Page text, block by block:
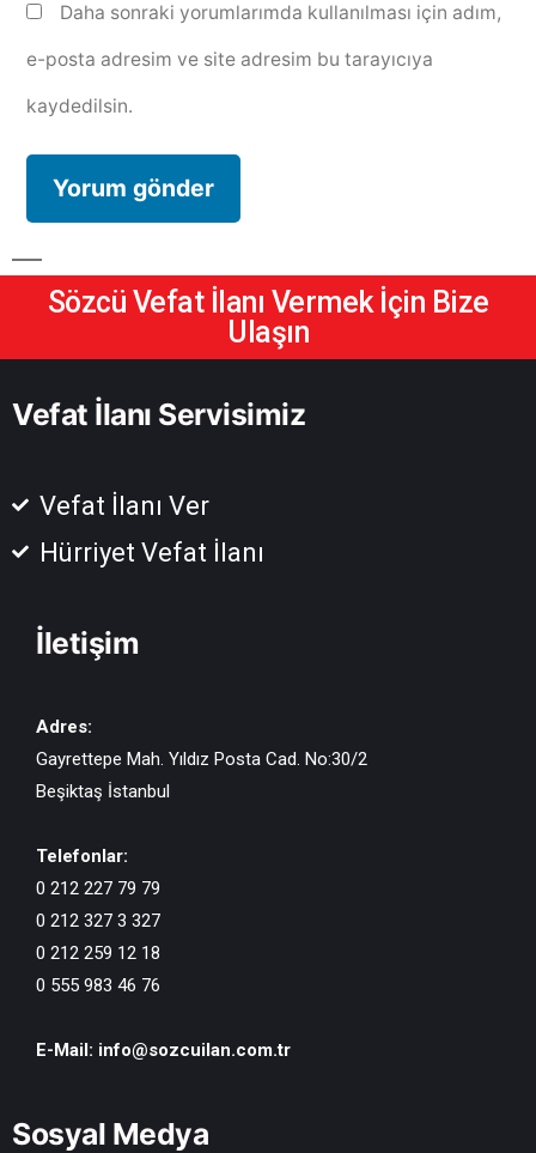
Daha sonraki yorumlarımda kullanılması için adım,
e-posta adresim ve site adresim bu tarayıcıya
kaydedilsin.
Sözcü Vefat İlanı Vermek İçin Bize
Ulaşın
Vefat İlanı Servisimiz
Vefat İlanı Ver
Hürriyet Vefat İlanı
İletişim
Adres:
Gayrettepe Mah. Yıldız Posta Cad. No:30/2
Beşiktaş İstanbul
Telefonlar:
0 212 227 79 79
0 212 327 3 327
0 212 259 12 18
0 555 983 46 76
E-Mail: info@sozcuilan.com.tr
Sosyal Medya